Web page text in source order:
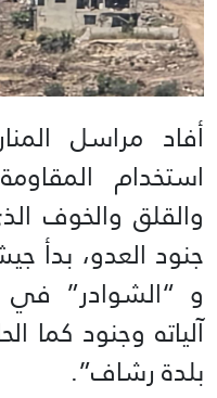
أفاد مراسل
استخدام
والقلق والخوف
جنود العدو، بدأ
و “الشوادر”
آلياته وجنود
بلدة رشاف”.